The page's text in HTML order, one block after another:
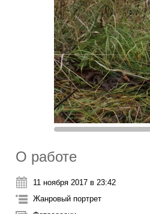
О работе
11 ноября 2017 в 23:42
Жанровый портрет